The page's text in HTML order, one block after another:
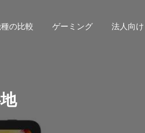
の比較 ゲーミング 法人向け